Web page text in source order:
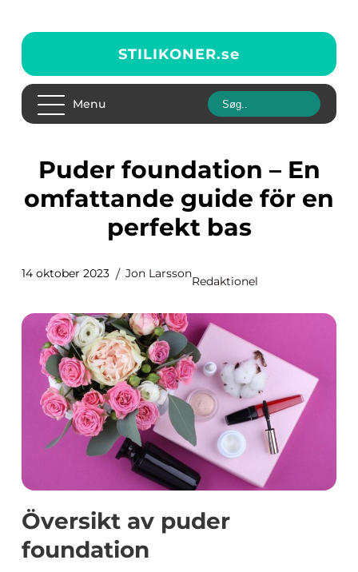
STILIKONER.se
Menu
Puder foundation – En
omfattande guide för en
perfekt bas
14 oktober 2023 Jon Larsson
Redaktionel
Översikt av puder
foundation